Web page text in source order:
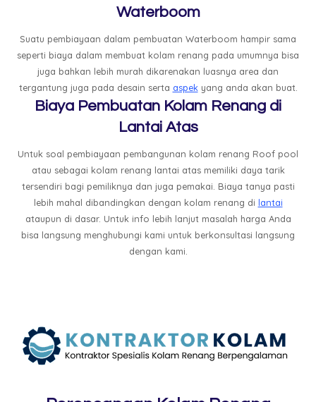
Waterboom
Suatu pembiayaan dalam pembuatan Waterboom hampir sama
seperti biaya dalam membuat kolam renang pada umumnya bisa
juga bahkan lebih murah dikarenakan luasnya area dan
tergantung juga pada desain serta aspek yang anda akan buat.
Biaya Pembuatan Kolam Renang di
Lantai Atas
Untuk soal pembiayaan pembangunan kolam renang Roof pool
atau sebagai kolam renang lantai atas memiliki daya tarik
tersendiri bagi pemiliknya dan juga pemakai. Biaya tanya pasti
lebih mahal dibandingkan dengan kolam renang di lantai
ataupun di dasar. Untuk info lebih lanjut masalah harga Anda
bisa langsung menghubungi kami untuk berkonsultasi langsung
dengan kami.